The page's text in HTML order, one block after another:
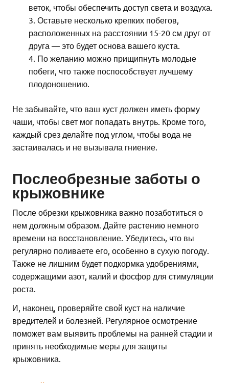
веток, чтобы обеспечить доступ света и воздуха.
Оставьте несколько крепких побегов,
расположенных на расстоянии 15-20 см друг от
друга — это будет основа вашего куста.
По желанию можно прищипнуть молодые
побеги, что также поспособствует лучшему
плодоношению.
Не забывайте, что ваш куст должен иметь форму
чаши, чтобы свет мог попадать внутрь. Кроме того,
каждый срез делайте под углом, чтобы вода не
застаивалась и не вызывала гниение.
Послеобрезные заботы о
крыжовнике
После обрезки крыжовника важно позаботиться о
нем должным образом. Дайте растению немного
времени на восстановление. Убедитесь, что вы
регулярно поливаете его, особенно в сухую погоду.
Также не лишним будет подкормка удобрениями,
содержащими азот, калий и фосфор для стимуляции
роста.
И, наконец, проверяйте свой куст на наличие
вредителей и болезней. Регулярное осмотрение
поможет вам выявить проблемы на ранней стадии и
принять необходимые меры для защиты
крыжовника.